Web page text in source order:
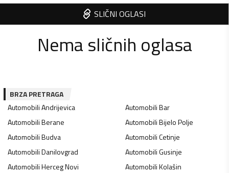
SLIČNI OGLASI
Nema sličnih oglasa
BRZA PRETRAGA
AutomobiliAndrijevica AutomobiliBar
AutomobiliBerane AutomobiliBijelo Polje
AutomobiliBudva AutomobiliCetinje
AutomobiliDanilovgrad AutomobiliGusinje
AutomobiliHerceg Novi AutomobiliKolašin